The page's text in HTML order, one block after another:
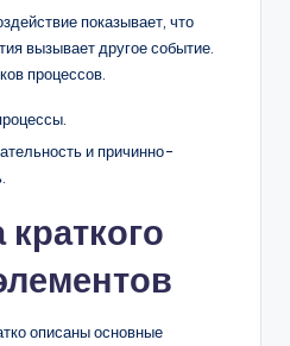
показывает, что
вызывает другое событие.
процессов.
и причинно-
описаны основные